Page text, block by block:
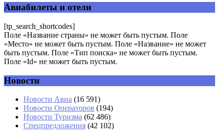
Имя *
Email*
Авиабилеты и отели
[tp_search_shortcodes]
Поле «Название страны» не может быть пустым. Поле
«Место» не может быть пустым. Поле «Название» не может
быть пустым. Поле «Тип поиска» не может быть пустым.
Поле «Id» не может быть пустым.
Новости
Новости Авиа (16 591)
Новости Операторов (194)
Новости Туризма (62 486)
Спецпредложения (42 102)